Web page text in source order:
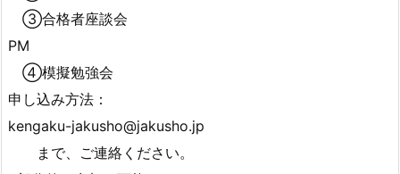
③合格者座談会
PM
④模擬勉強会
申し込み方法：
kengaku-jakusho@jakusho.jp
まで、ご連絡ください。